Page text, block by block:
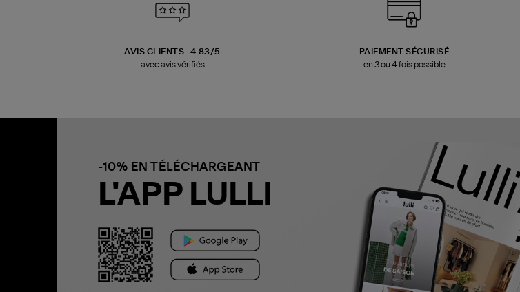
AVIS CLIENTS : 4.83/5
avec avis vérifiés
PAIEMENT SÉCURISÉ
en 3 ou 4 fois possible
-10% EN TÉLÉCHARGEANT
L'APP LULLI